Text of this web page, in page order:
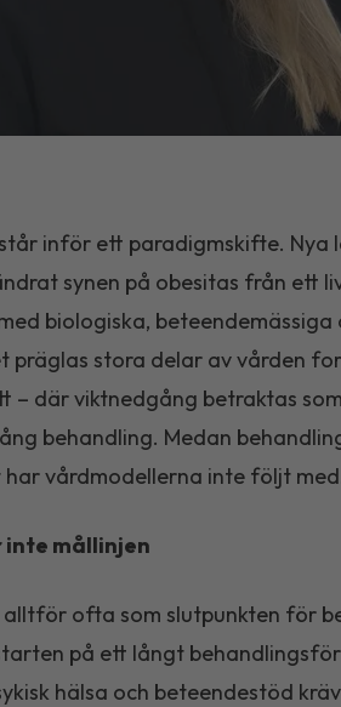
inför ett paradigmskifte. Nya
synen på obesitas från ett
biologiska, beteendemässiga
präglas stora delar av vården
– där viktnedgång betraktas
behandling. Medan
har vårdmodellerna inte följt
mållinjen
alltför ofta som slutpunkten för
på ett långt
hälsa och beteendestöd